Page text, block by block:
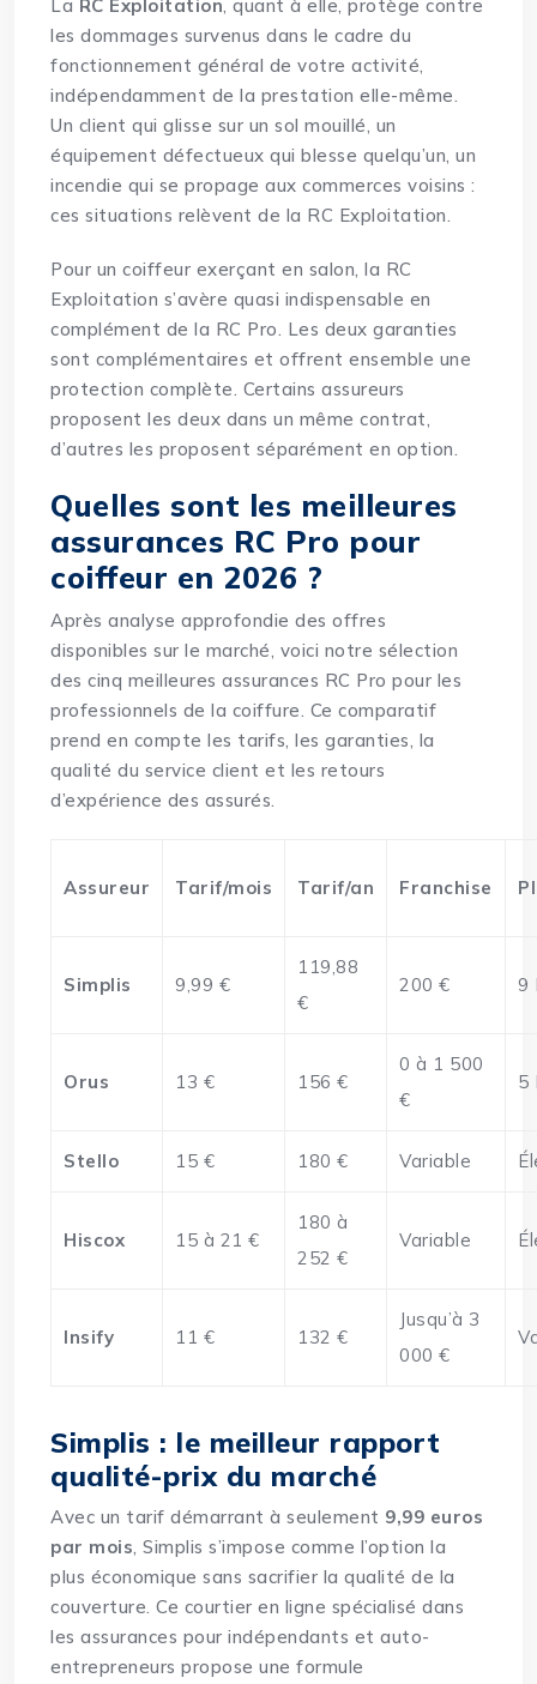
La RC Exploitation, quant à elle, protège contre
les dommages survenus dans le cadre du
fonctionnement général de votre activité,
indépendamment de la prestation elle-même.
Un client qui glisse sur un sol mouillé, un
équipement défectueux qui blesse quelqu’un, un
incendie qui se propage aux commerces voisins :
ces situations relèvent de la RC Exploitation.
Pour un coiffeur exerçant en salon, la RC
Exploitation s’avère quasi indispensable en
complément de la RC Pro. Les deux garanties
sont complémentaires et offrent ensemble une
protection complète. Certains assureurs
proposent les deux dans un même contrat,
d’autres les proposent séparément en option.
Quelles sont les meilleures
assurances RC Pro pour
coiffeur en 2026 ?
Après analyse approfondie des offres
disponibles sur le marché, voici notre sélection
des cinq meilleures assurances RC Pro pour les
professionnels de la coiffure. Ce comparatif
prend en compte les tarifs, les garanties, la
qualité du service client et les retours
d’expérience des assurés.
Assureur Tarif/mois Tarif/an Franchise
Simplis 9,99 €
119,88
€
200 € 9
Orus 13 € 156 €
0 à 1 500
€
5
Stello 15 € 180 € Variable
Hiscox 15 à 21 €
180 à
252 €
Variable
Insify 11 € 132 €
Jusqu’à 3
000 €
Simplis : le meilleur rapport
qualité-prix du marché
Avec un tarif démarrant à seulement 9,99 euros
par mois, Simplis s’impose comme l’option la
plus économique sans sacrifier la qualité de la
couverture. Ce courtier en ligne spécialisé dans
les assurances pour indépendants et auto-
entrepreneurs propose une formule